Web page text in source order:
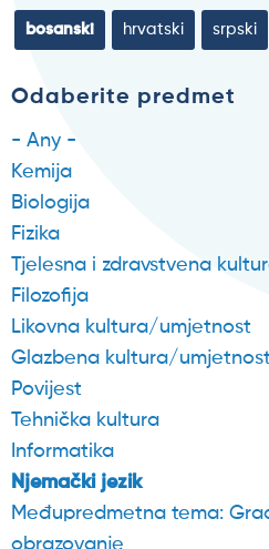
bosanski hrvatski srpski
Odaberite predmet
- Any -
Kemija
Biologija
Fizika
Tjelesna i zdravstvena
Filozofija
Likovna kultura/umjetnost
Glazbena kultura/umjetnost
Povijest
Tehnička kultura
Informatika
Njemački jezik
Međupredmetna tema:
obrazovanje